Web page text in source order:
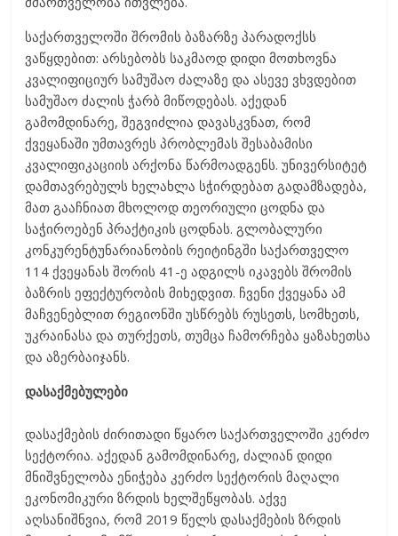
საქართველოში შრომის ბაზარზე პარადოქსს
ვაწყდებით: არსებობს საკმაოდ დიდი მოთხოვნა
კვალიფიციურ სამუშაო ძალაზე და ასევე ვხვდებით
სამუშაო ძალის ჭარბ მიწოდებას. აქედან
გამომდინარე, შეგვიძლია დავასკვნათ, რომ
ქვეყანაში უმთავრეს პრობლემას შესაბამისი
კვალიფიკაციის არქონა წარმოადგენს. უნივერსიტეტ
დამთავრებულს ხელახლა სჭირდებათ გადამზადება,
მათ გააჩნიათ მხოლოდ თეორიული ცოდნა და
საჭიროებენ პრაქტიკის ცოდნას. გლობალური
კონკურენტუნარიანობის რეიტინგში საქართველო
114 ქვეყანას შორის 41-ე ადგილს იკავებს შრომის
ბაზრის ეფექტურობის მიხედვით. ჩვენი ქვეყანა ამ
მაჩვენებლით რეგიონში უსწრებს რუსეთს, სომხეთს,
უკრაინასა და თურქეთს, თუმცა ჩამორჩება ყაზახეთსა
და აზერბაიჯანს.
დასაქმებულები
დასაქმების ძირითადი წყარო საქართველოში კერძო
სექტორია. აქედან გამომდინარე, ძალიან დიდი
მნიშვნელობა ენიჭება კერძო სექტორის მაღალი
ეკონომიკური ზრდის ხელშეწყობას. აქვე
აღსანიშნვია, რომ 2019 წელს დასაქმების ზრდის